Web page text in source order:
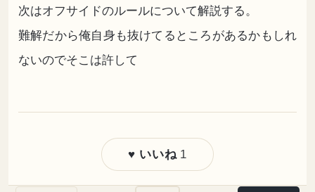
次はオフサイドのルールについて解説する。
難解だから俺自身も抜けてるところがあるかもしれ
ないのでそこは許して
♥ いいね 1